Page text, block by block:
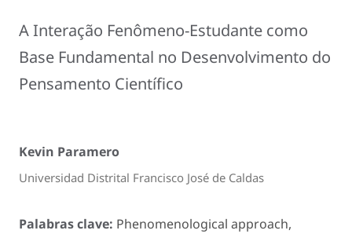
A Interação Fenômeno-Estudante como
Base Fundamental no Desenvolvimento do
Pensamento Científico
Kevin Paramero
Universidad Distrital Francisco José de Caldas
Palabras clave: Phenomenological approach,